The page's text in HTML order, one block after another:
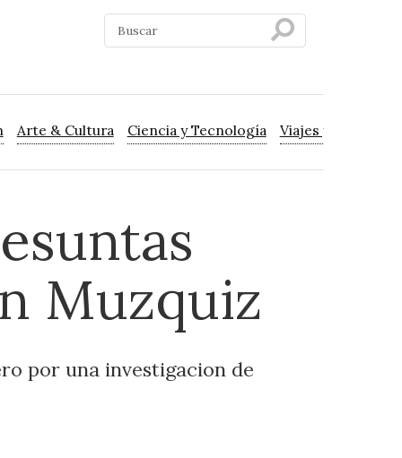
Arte & Cultura Ciencia y Tecnología Viajes y Turismo
Muzquiz
por una investigacion de